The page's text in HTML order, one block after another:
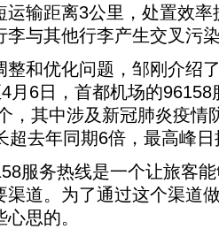
运输距离3公里，处置效
李与其他行李产生交叉污
和优化问题，邹刚介绍
月6日，首都机场的96158
，其中涉及新冠肺炎疫情
超去年同期6倍，最高峰
务热线是一个让旅客能
渠道。为了通过这个渠道
思的。